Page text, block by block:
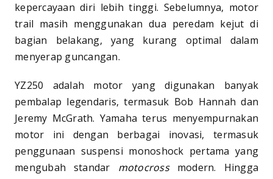
kepercayaan diri lebih tinggi. Sebelumnya, motor
trail masih menggunakan dua peredam kejut di
bagian belakang, yang kurang optimal dalam
menyerap guncangan.
YZ250 adalah motor yang digunakan banyak
pembalap legendaris, termasuk Bob Hannah dan
Jeremy McGrath. Yamaha terus menyempurnakan
motor ini dengan berbagai inovasi, termasuk
penggunaan suspensi monoshock pertama yang
mengubah standar motocrossmodern. Hingga